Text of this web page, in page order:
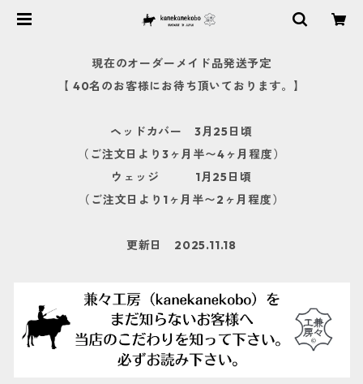
現在のオーダーメイド品発送予定
【 40名のお客様にお待ち頂いております。】
ヘッドカバー 3月25日頃
（ご注文日より3ヶ月半〜4ヶ月程度）
ウェッジ 1月25日頃
（ご注文日より1ヶ月半〜2ヶ月程度）
更新日 2025.11.18